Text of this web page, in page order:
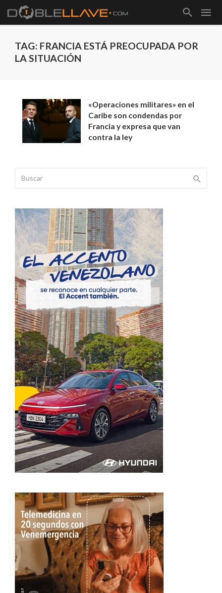
TAG: FRANCIA ESTÁ PREOCUPADA POR
LA SITUACIÓN
«Operaciones militares» en el
Caribe son condendas por
Francia y expresa que van
contra la ley